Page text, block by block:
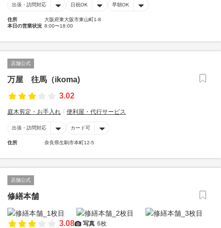
出張・訪問対応 日祝OK 早朝OK
住所
大阪府東大阪市東山町1-8
本日の営業状況 8:00〜18:00
店舗公式
万屋 往馬（ikoma)
3.02
庭木剪定・お手入れ 便利屋・代行サービス
出張・訪問対応 カード可
住所 奈良県生駒市本町12-5
店舗公式
修繕本舗
3.08 写真 6枚